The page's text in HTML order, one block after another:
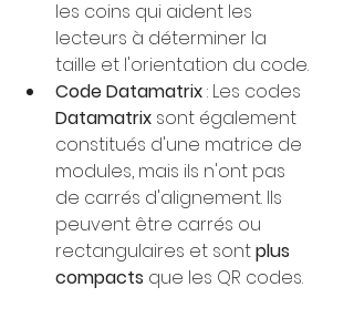
les coins qui aident les
lecteurs à déterminer la
taille et l'orientation du code.
Code Datamatrix : Les codes
Datamatrix sont également
constitués d'une matrice de
modules, mais ils n'ont pas
de carrés d'alignement. Ils
peuvent être carrés ou
rectangulaires et sont plus
compacts que les QR codes.